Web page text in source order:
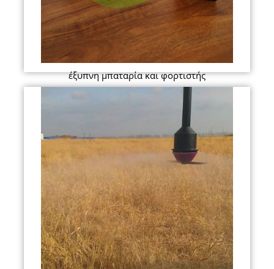
έξυπνη μπαταρία και φορτιστής